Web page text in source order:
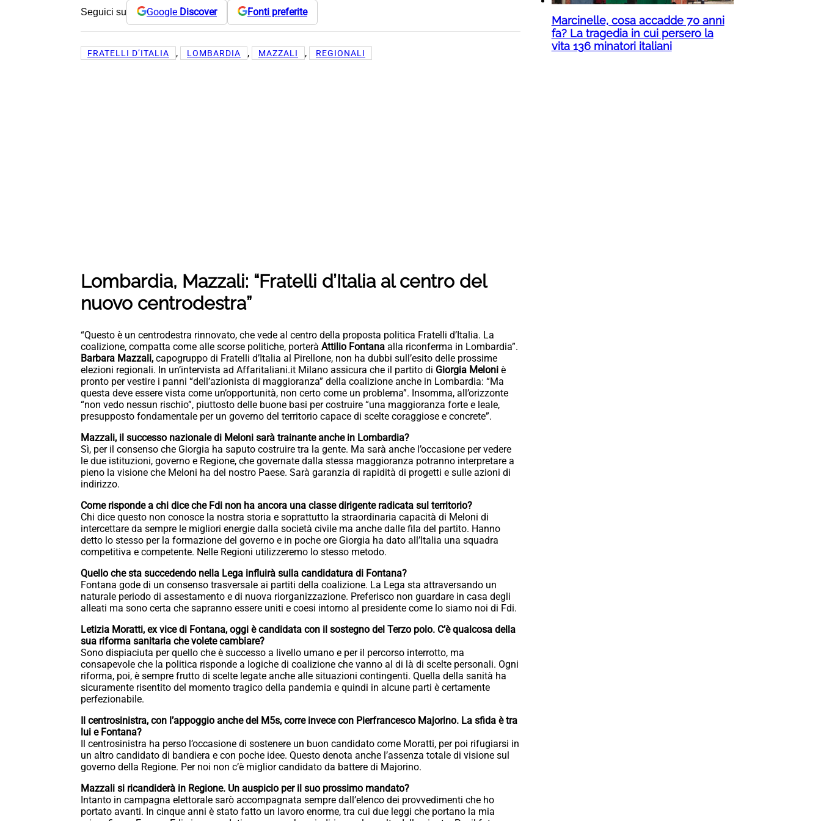
Seguici su Google Discover Fonti preferite
FRATELLI D’ITALIA , LOMBARDIA , MAZZALI , REGIONALI
Lombardia, Mazzali: “Fratelli d’Italia al centro del
nuovo centrodestra”
“Questo è un centrodestra rinnovato, che vede al centro della proposta politica Fratelli d’Italia. La
coalizione, compatta come alle scorse politiche, porterà Attilio Fontana alla riconferma in Lombardia”.
Barbara Mazzali, capogruppo di Fratelli d’Italia al Pirellone, non ha dubbi sull’esito delle prossime
elezioni regionali. In un’intervista ad Affaritaliani.it Milano assicura che il partito di Giorgia Meloni è
pronto per vestire i panni “dell’azionista di maggioranza” della coalizione anche in Lombardia: “Ma
questa deve essere vista come un’opportunità, non certo come un problema”. Insomma, all’orizzonte
“non vedo nessun rischio”, piuttosto delle buone basi per costruire “una maggioranza forte e leale,
presupposto fondamentale per un governo del territorio capace di scelte coraggiose e concrete”.
Mazzali, il successo nazionale di Meloni sarà trainante anche in Lombardia?
Sì, per il consenso che Giorgia ha saputo costruire tra la gente. Ma sarà anche l’occasione per vedere
le due istituzioni, governo e Regione, che governate dalla stessa maggioranza potranno interpretare a
pieno la visione che Meloni ha del nostro Paese. Sarà garanzia di rapidità di progetti e sulle azioni di
indirizzo.
Come risponde a chi dice che Fdi non ha ancora una classe dirigente radicata sul territorio?
Chi dice questo non conosce la nostra storia e soprattutto la straordinaria capacità di Meloni di
intercettare da sempre le migliori energie dalla società civile ma anche dalle fila del partito. Hanno
detto lo stesso per la formazione del governo e in poche ore Giorgia ha dato all’Italia una squadra
competitiva e competente. Nelle Regioni utilizzeremo lo stesso metodo.
Quello che sta succedendo nella Lega influirà sulla candidatura di Fontana?
Fontana gode di un consenso trasversale ai partiti della coalizione. La Lega sta attraversando un
naturale periodo di assestamento e di nuova riorganizzazione. Preferisco non guardare in casa degli
alleati ma sono certa che sapranno essere uniti e coesi intorno al presidente come lo siamo noi di Fdi.
Letizia Moratti, ex vice di Fontana, oggi è candidata con il sostegno del Terzo polo. C’è qualcosa della
sua riforma sanitaria che volete cambiare?
Sono dispiaciuta per quello che è successo a livello umano e per il percorso interrotto, ma
consapevole che la politica risponde a logiche di coalizione che vanno al di là di scelte personali. Ogni
riforma, poi, è sempre frutto di scelte legate anche alle situazioni contingenti. Quella della sanità ha
sicuramente risentito del momento tragico della pandemia e quindi in alcune parti è certamente
perfezionabile.
Il centrosinistra, con l’appoggio anche del M5s, corre invece con Pierfrancesco Majorino. La sfida è tra
lui e Fontana?
Il centrosinistra ha perso l’occasione di sostenere un buon candidato come Moratti, per poi rifugiarsi in
un altro candidato di bandiera e con poche idee. Questo denota anche l’assenza totale di visione sul
governo della Regione. Per noi non c’è miglior candidato da battere di Majorino.
Mazzali si ricandiderà in Regione. Un auspicio per il suo prossimo mandato?
Intanto in campagna elettorale sarò accompagnata sempre dall’elenco dei provvedimenti che ho
portato avanti. In cinque anni è stato fatto un lavoro enorme, tra cui due leggi che portano la mia
Marcinelle, cosa accadde 70 anni
fa? La tragedia in cui persero la
vita 136 minatori italiani